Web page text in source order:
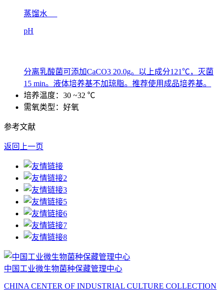
蒸馏水
pH
分离乳酸菌可添加CaCO3 20.0g。以上成分121℃，灭菌
15 min。液体培养基不加琼脂。推荐使用成品培养基。
培养温度：30 ~32 ℃
需氧类型：好氧
参考文献
返回上一页
中国工业微生物菌种保藏管理中心
CHINA CENTER OF INDUSTRIAL CULTURE COLLECTION